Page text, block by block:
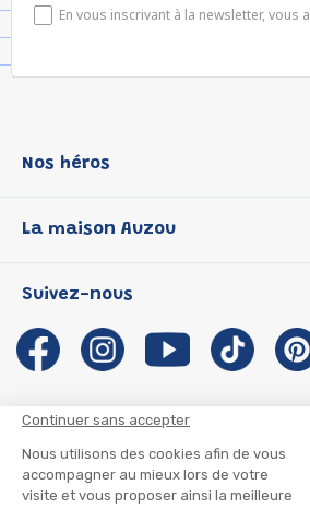
Continuer sans accepter
Nous utilisons des cookies afin de vous
accompagner au mieux lors de votre
visite et vous proposer ainsi la meilleure
En vous inscrivant à la newsletter, vous
Nos héros
P'tit Loup
Les Influenceuses
Migali
Petite Taupe
La maison Auzou
Notre histoire
Auzou s'engage
Auteurs et illustrateurs Auzou
Suivre mon colis
Infos consommateur
Suivez-nous
CGU
CGV